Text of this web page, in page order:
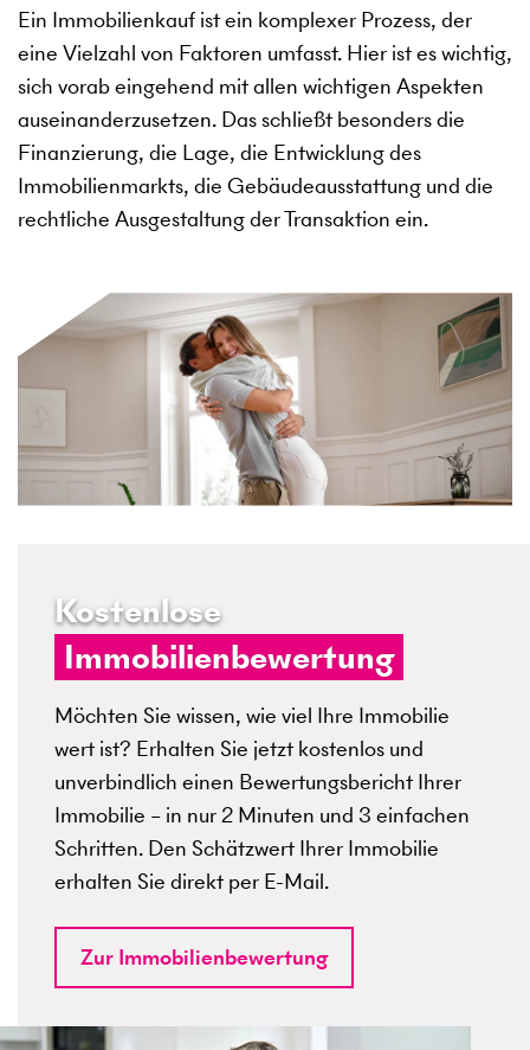
Ein Immobilienkauf ist ein komplexer Prozess, der
eine Vielzahl von Faktoren umfasst. Hier ist es wichtig,
sich vorab eingehend mit allen wichtigen Aspekten
auseinanderzusetzen. Das schließt besonders die
Finanzierung, die Lage, die Entwicklung des
Immobilienmarkts, die Gebäudeausstattung und die
rechtliche Ausgestaltung der Transaktion ein.
Kostenlose
Immobilienbewertung
Möchten Sie wissen, wie viel Ihre Immobilie
wert ist? Erhalten Sie jetzt kostenlos und
unverbindlich einen Bewertungsbericht Ihrer
Immobilie – in nur 2 Minuten und 3 einfachen
Schritten. Den Schätzwert Ihrer Immobilie
erhalten Sie direkt per E-Mail.
Zur Immobilienbewertung